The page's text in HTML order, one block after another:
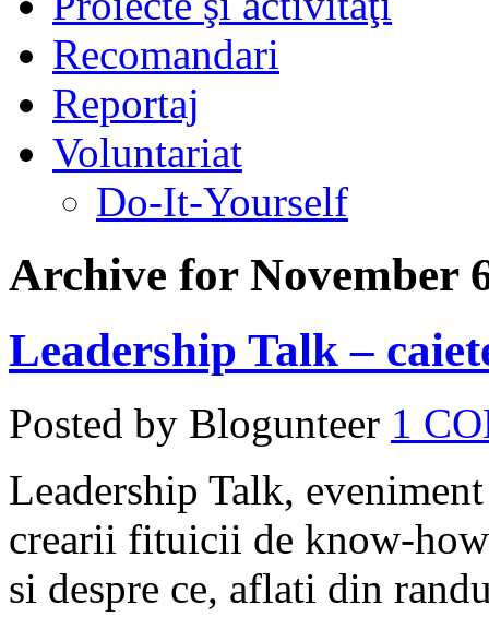
Recomandari
Reportaj
Voluntariat
Do-It-Yourself
Archive for November
Leadership Talk –
Posted by Blogunteer 1
Leadership Talk,
crearii fituicii de know-
si despre ce, aflati din